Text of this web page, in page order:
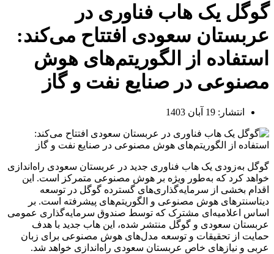
گوگل یک هاب فناوری در
عربستان سعودی افتتاح می‌کند:
استفاده از الگوریتم‌های هوش
مصنوعی در صنایع نفت و گاز
انتشار: 19 آبان 1403
گوگل به‌زودی یک هاب فناوری جدید در عربستان سعودی راه‌اندازی
خواهد کرد که به‌طور ویژه بر هوش مصنوعی متمرکز است. این
اقدام بخشی از سرمایه‌گذاری‌های گسترده گوگل در توسعه
دیتاسنترهای هوش مصنوعی و الگوریتم‌های پیشرفته است. بر
اساس اعلامیه‌ای مشترک که توسط صندوق سرمایه‌گذاری عمومی
عربستان سعودی و گوگل منتشر شده، این هاب جدید با هدف
حمایت از تحقیقات و توسعه مدل‌های هوش مصنوعی برای زبان
عربی و نیازهای خاص عربستان سعودی راه‌اندازی خواهد شد.